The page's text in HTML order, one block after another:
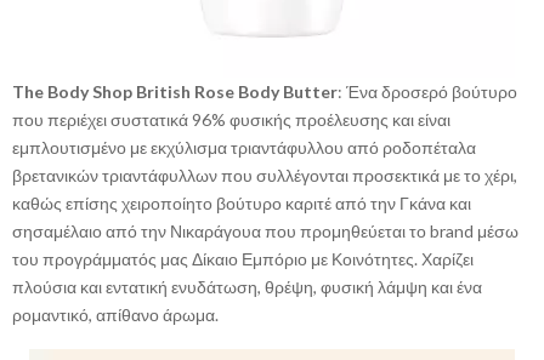
The Body Shop British Rose Body Butter: Ένα δροσερό βούτυρο
που περιέχει συστατικά 96% φυσικής προέλευσης και είναι
εμπλουτισμένο με εκχύλισμα τριαντάφυλλου από ροδοπέταλα
βρετανικών τριαντάφυλλων που συλλέγονται προσεκτικά με το χέρι,
καθώς επίσης χειροποίητο βούτυρο καριτέ από την Γκάνα και
σησαμέλαιο από την Νικαράγουα που προμηθεύεται το brand μέσω
του προγράμματός μας Δίκαιο Εμπόριο με Κοινότητες. Χαρίζει
πλούσια και εντατική ενυδάτωση, θρέψη, φυσική λάμψη και ένα
ρομαντικό, απίθανο άρωμα.